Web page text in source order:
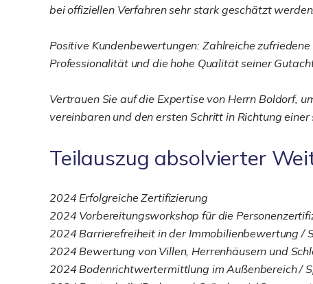
bei offiziellen Verfahren sehr stark geschätzt
Positive Kundenbewertungen: Zahlreiche
Professionalität und die hohe Qualität seiner
Vertrauen Sie auf die Expertise von Herrn Boldorf,
vereinbaren und den ersten Schritt in Richtung
Teilauszug absolvierter
2024 Erfolgreiche Zertifizierung
2024 Vorbereitungsworkshop für die
2024 Barrierefreiheit in der Immobilienbewertung /
2024 Bewertung von Villen, Herrenhäusern und
2024 Bodenrichtwertermittlung im Außenbereich /